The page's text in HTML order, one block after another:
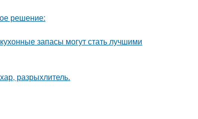
решение:
запасы могут стать лучшими
разрыхлитель.